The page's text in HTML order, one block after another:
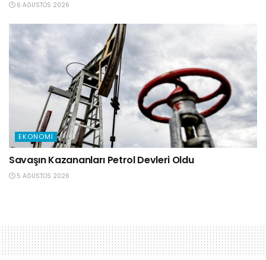
6 AĞUSTOS 2026
EKONOMI
Savaşın Kazananları Petrol Devleri Oldu
5 AĞUSTOS 2026